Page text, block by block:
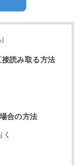
]
読み取る方法
合の方法